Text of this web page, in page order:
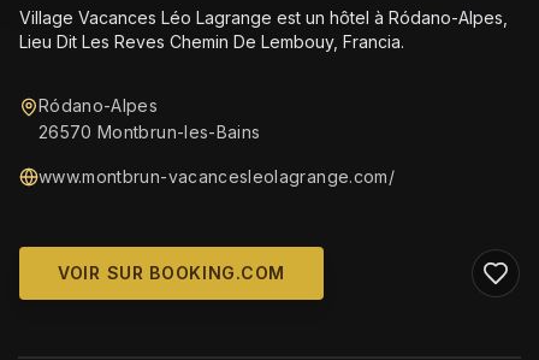
Village Vacances Léo Lagrange est un hôtel à Ródano-Alpes,
Lieu Dit Les Reves Chemin De Lembouy, Francia.
Ródano-Alpes
26570 Montbrun-les-Bains
www.montbrun-vacancesleolagrange.com/
VOIR SUR BOOKING.COM